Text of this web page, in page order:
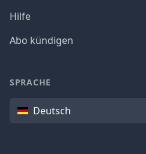
Hilfe
Abo kündigen
SPRACHE
SpracheDeutsch